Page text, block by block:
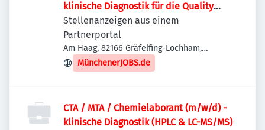
klinische Diagnostik für die Quality
Control
Stellenanzeigen aus einem
Partnerportal
Am Haag, 82166 Gräfelfing-Lochham,
Deutschland
MünchenerJOBS.de
CTA / MTA / Chemielaborant (m/w/d) -
klinische Diagnostik (HPLC & LC-MS/MS)